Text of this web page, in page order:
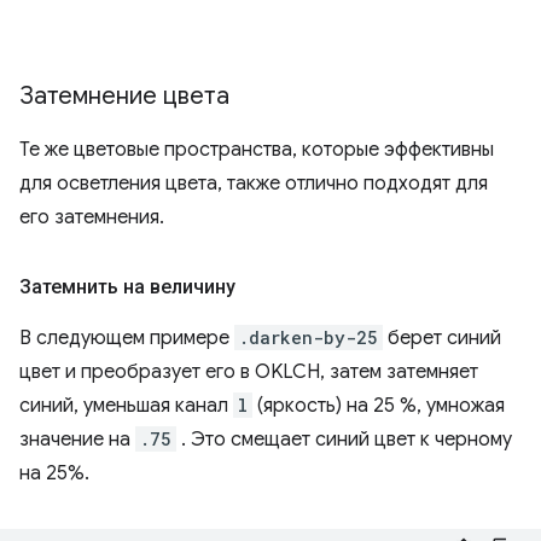
Затемнение цвета
Те же цветовые пространства, которые эффективны
для осветления цвета, также отлично подходят для
его затемнения.
Затемнить на величину
В следующем примере .darken-by-25 берет синий
цвет и преобразует его в OKLCH, затем затемняет
синий, уменьшая канал l (яркость) на 25 %, умножая
значение на
.75 . Это смещает синий цвет к черному
на 25%.